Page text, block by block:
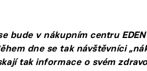
bude v nákupním centru
dne se tak návštěvníci
tak informace o svém